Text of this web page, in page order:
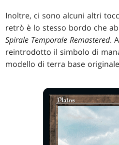
Inoltre, ci sono alcuni altri
retrò è lo stesso bordo che
Spirale Temporale Remastered.
reintrodotto il simbolo di
modello di terra base